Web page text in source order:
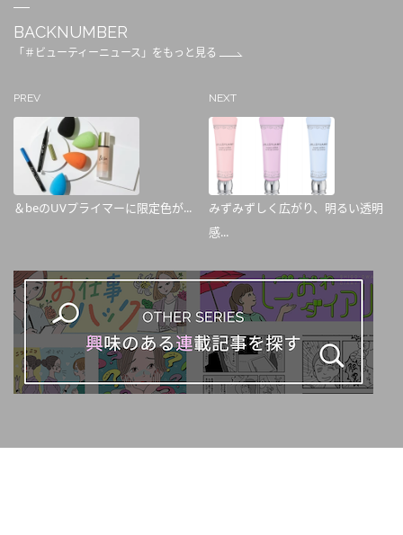
BACKNUMBER
「＃ビューティーニュース」をもっと見る
PREV
＆beのUVプライマーに限定色が...
NEXT
みずみずしく広がり、明るい透明
感...